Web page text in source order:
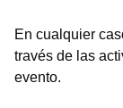
En cualquier
través de las
evento.